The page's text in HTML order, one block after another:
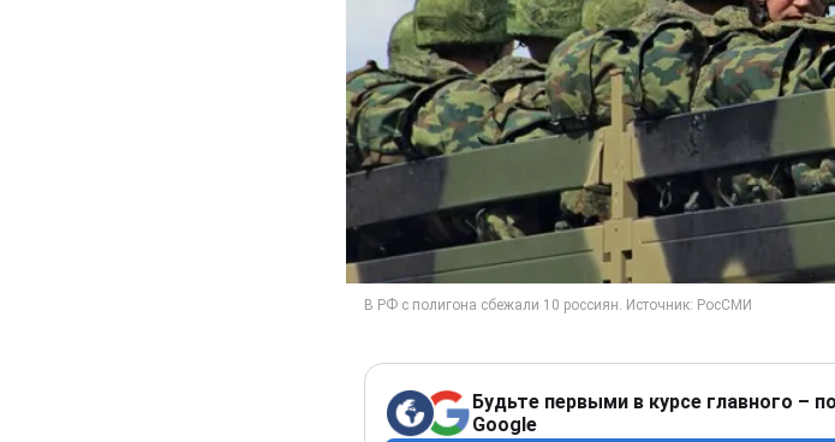
Будьте первыми в курсе главного –
Google